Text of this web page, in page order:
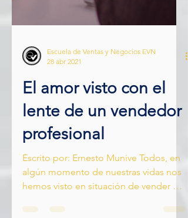
Escuela de Ventas y Negocios EVN